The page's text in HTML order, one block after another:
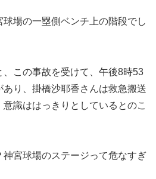
場の一塁側ベンチ上の階段でし
この事故を受けて、午後8時53
り、掛橋沙耶香さんは救急搬送
識ははっきりとしているとのこ
宮球場のステージって危なすぎ